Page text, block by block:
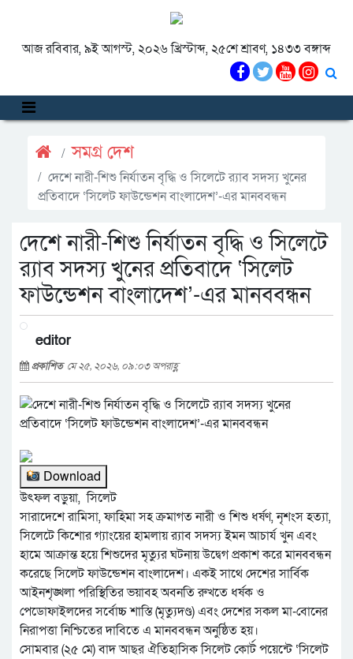
আজ রবিবার, ৯ই আগস্ট, ২০২৬ খ্রিস্টাব্দ, ২৫শে শ্রাবণ, ১৪৩৩ বঙ্গাব্দ
সমগ্র দেশ
দেশে নারী-শিশু নির্যাতন বৃদ্ধি ও সিলেটে র‌্যাব সদস্য খুনের
প্রতিবাদে ‘সিলেট ফাউন্ডেশন বাংলাদেশ’-এর মানববন্ধন
দেশে নারী-শিশু নির্যাতন বৃদ্ধি ও সিলেটে
র‌্যাব সদস্য খুনের প্রতিবাদে ‘সিলেট
ফাউন্ডেশন বাংলাদেশ’-এর মানববন্ধন
editor
প্রকাশিত মে ২৫, ২০২৬, ০৯:০৩ অপরাহ্ণ
Download
উৎফল বড়ুয়া, সিলেট
সারাদেশে রামিসা, ফাহিমা সহ ক্রমাগত নারী ও শিশু ধর্ষণ, নৃশংস হত্যা,
সিলেটে কিশোর গ্যাংয়ের হামলায় র‌্যাব সদস্য ইমন আচার্য খুন এবং
হামে আক্রান্ত হয়ে শিশুদের মৃত্যুর ঘটনায় উদ্বেগ প্রকাশ করে মানববন্ধন
করেছে সিলেট ফাউন্ডেশন বাংলাদেশ। একই সাথে দেশের সার্বিক
আইনশৃঙ্খলা পরিস্থিতির ভয়াবহ অবনতি রুখতে ধর্ষক ও
পেডোফাইলদের সর্বোচ্চ শাস্তি (মৃত্যুদণ্ড) এবং দেশের সকল মা-বোনের
নিরাপত্তা নিশ্চিতের দাবিতে এ মানববন্ধন অনুষ্ঠিত হয়।
সোমবার (২৫ মে) বাদ আছর ঐতিহাসিক সিলেট কোর্ট পয়েন্টে ‘সিলেট